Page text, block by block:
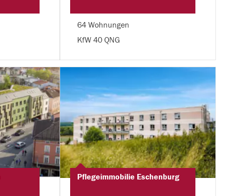
64 Wohnungen
KfW 40 QNG
Pflegeimmobilie Eschenburg